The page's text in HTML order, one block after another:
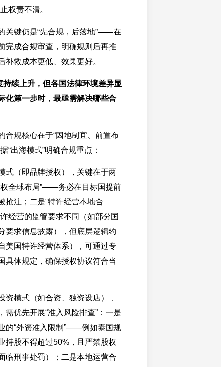
权责不清。
关键仍是“先合规，后落地”——在
完成合规审查，明确规则后再推
补救成本更低、效果更好。
持续上升，但各国法律环境差异显
化第一步时，最亟需解决哪些合
合规核心在于“因地制宜、前置布
“出海模式”明确合规重点：
式（即品牌授权），关键在于两
权全球布局”——务必在目标国提前
抢注；二是“特许经营本地合
经营的监管要求不同（如部分国
要求信息披露），但底层逻辑约
美国特许经营体系），可通过专
具体规定，确保授权协议符合当
资模式（如合资、独资设店），
需优先开展“准入风险排查”：一是
的“外资准入限制”——例如泰国规
持股不得超过50%，且严禁股权
临刑事处罚）；二是本地运营合